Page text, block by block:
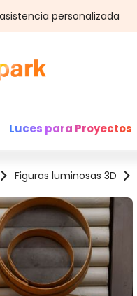
personalizada
Luces para Proyectos
Figuras luminosas 3D